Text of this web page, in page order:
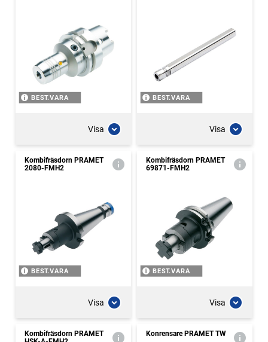
BEST.VARA
Visa
BEST.VARA
Visa
Kombifräsdorn PRAMET
2080-FMH2
BEST.VARA
Visa
Kombifräsdorn PRAMET
69871-FMH2
BEST.VARA
Visa
Kombifräsdorn PRAMET
Konrensare PRAMET TW